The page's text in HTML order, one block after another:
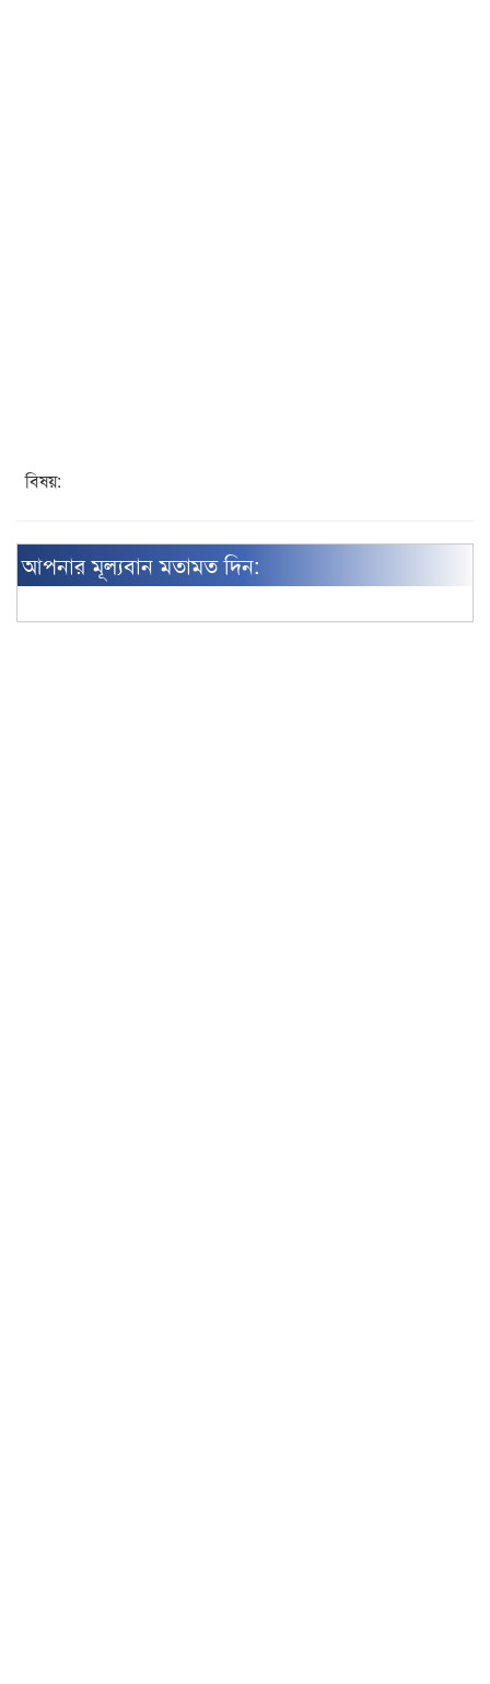
বিষয়:
আপনার মূল্যবান মতামত দিন: